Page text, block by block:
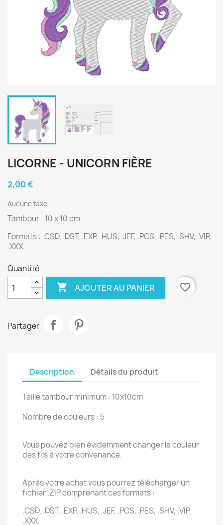
LICORNE - UNICORN FIÈRE
2,00 €
Aucune taxe
Tambour : 10 x 10 cm
Formats : .CSD, .DST, .EXP, .HUS, .JEF, .PCS, .PES, .SHV, .VIP,
.XXX.
Quantité
 AJOUTER AU PANIER favorite_border
Partager
Description Détails du produit
Taille tambour minimum : 10x10cm
Nombre de couleurs : 5
Vous pouvez bien évidemment changer la couleur
des fils à votre convenance.
Après votre achat vous pourrez télécharger un
fichier .ZIP comprenant ces formats :
.CSD, .DST, .EXP, .HUS, .JEF, .PCS, .PES, .SHV, .VIP,
.XXX.